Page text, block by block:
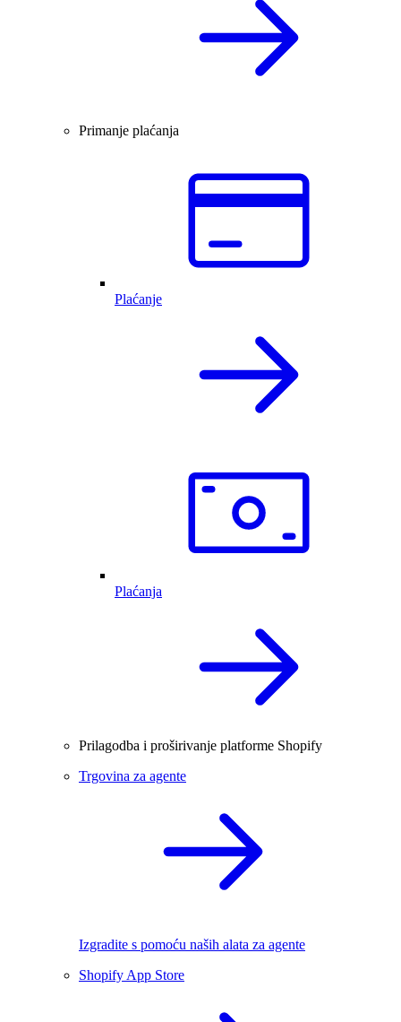
Primanje plaćanja
Plaćanje
Plaćanja
Prilagodba i proširivanje platforme Shopify
Trgovina za agente
Izgradite s pomoću naših alata za agente
Shopify App Store